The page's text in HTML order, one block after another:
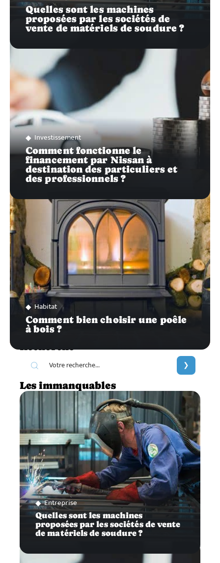
Quelles sont les machines
proposées par les sociétés de
vente de matériels de soudure ?
Investissement
Comment fonctionne le
financement par Nissan à
destination des particuliers et
des professionnels ?
Habitat
Comment bien choisir une poêle
à bois ?
Recherche
Les immanquables
Entreprise
Quelles sont les machines
proposées par les sociétés de vente
de matériels de soudure ?